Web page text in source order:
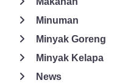
Ingredia dengan bahan
pemasok bahan skala
Minuman
Minyak Goreng
Minyak Kelapa
News